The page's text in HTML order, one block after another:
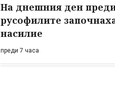
На днешния ден
русофилите
насилие
преди 7 часа